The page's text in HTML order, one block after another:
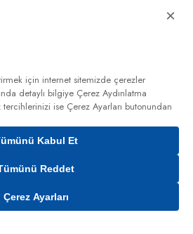
Haber Ver
×
için internet sitemizde çerezler
detaylı bilgiye Çerez Aydınlatma
ise Çerez Ayarları butonundan
Kabul Et
Reddet
Çerez Ayarları